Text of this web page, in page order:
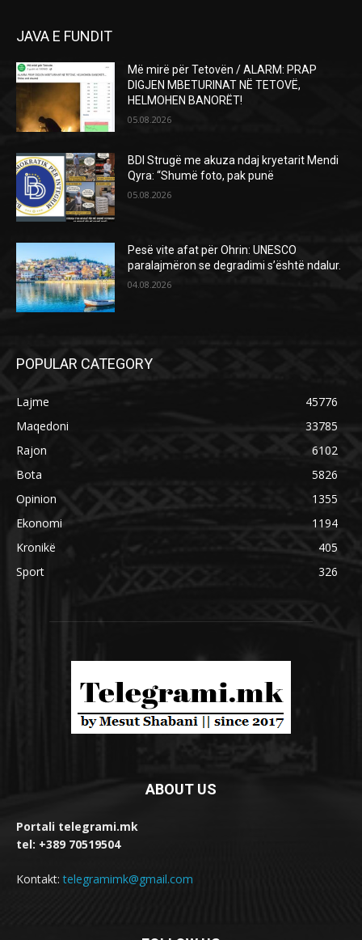
JAVA E FUNDIT
Më mirë për Tetovën / ALARM: PRAP
DIGJEN MBETURINAT NË TETOVË,
HELMOHEN BANORËT!
05.08.2026
BDI Strugë me akuza ndaj kryetarit Mendi
Qyra: “Shumë foto, pak punë
05.08.2026
Pesë vite afat për Ohrin: UNESCO
paralajmëron se degradimi s’është ndalur.
04.08.2026
POPULAR CATEGORY
Lajme
45776
Maqedoni
33785
Rajon
6102
Bota
5826
Opinion
1355
Ekonomi
1194
Kronikë
405
Sport
326
ABOUT US
Portali telegrami.mk
tel: +389 70519504
Kontakt:telegramimk@gmail.com